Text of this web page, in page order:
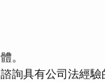
體。
諮詢具有公司法經